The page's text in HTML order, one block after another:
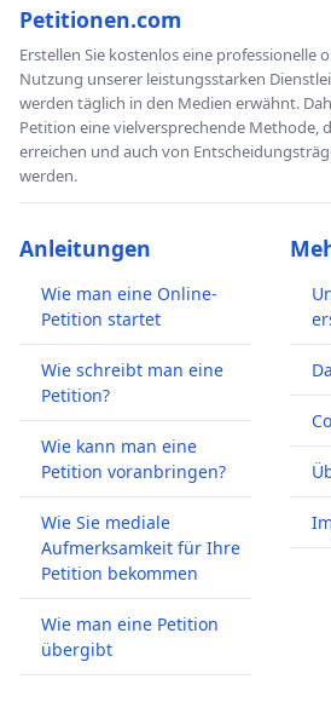
Petitionen.com
Erstellen Sie kostenlos eine professionelle
Nutzung unserer leistungsstarken
werden täglich in den Medien erwähnt.
Petition eine vielversprechende Methode,
erreichen und auch von
werden.
Anleitungen
Wie man eine Online-
Petition startet
Wie schreibt man eine
Petition?
Wie kann man eine
Petition voranbringen?
Wie Sie mediale
Aufmerksamkeit für Ihre
Petition bekommen
Wie man eine Petition
übergibt